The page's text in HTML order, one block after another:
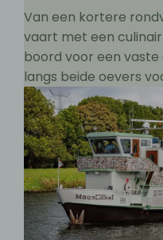
Van een kortere
vaart met een
boord voor een
langs beide oevers